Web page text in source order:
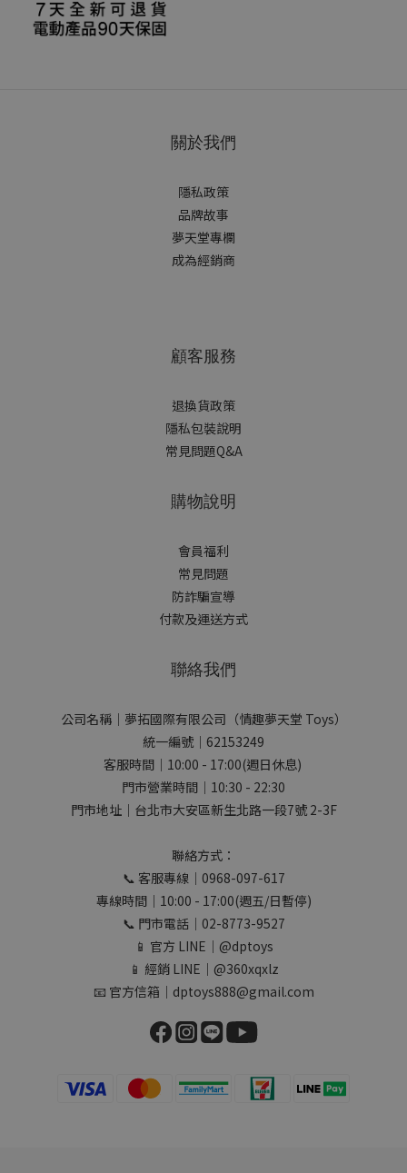
關於我們
隱私政策
品牌故事
夢天堂專欄
成為經銷商
顧客服務
退換貨政策
隱私包裝說明
常見問題Q&A
購物說明
會員福利
常見問題
防詐騙宣導
付款及運送方式
聯絡我們
公司名稱｜夢拓國際有限公司（情趣夢天堂 Toys）
統一編號｜62153249
客服時間｜10:00 - 17:00(週日休息)
門市營業時間｜10:30 - 22:30
門市地址｜台北市大安區新生北路一段7號 2-3F
聯絡方式：
📞 客服專線｜0968-097-617
專線時間｜10:00 - 17:00(週五/日暫停)
📞 門市電話｜02-8773-9527
📱 官方 LINE｜@dptoys
📱 經銷 LINE｜@360xqxlz
📧 官方信箱｜dptoys888@gmail.com